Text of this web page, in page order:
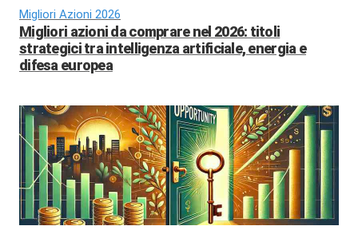
Migliori Azioni 2026
Migliori azioni da comprare nel 2026: titoli
strategici tra intelligenza artificiale, energia e
difesa europea